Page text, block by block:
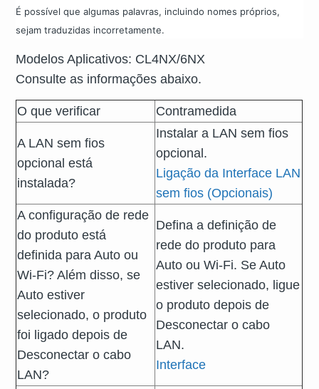
É possível que algumas palavras, incluindo nomes próprios,
sejam traduzidas incorretamente.
Modelos Aplicativos: CL4NX/6NX
Consulte as informações abaixo.
O que verificar Contramedida
A LAN sem fios
opcional está
instalada?
Instalar a LAN sem fios
opcional.
Ligação da Interface LAN
sem fios (Opcionais)
A configuração de rede
do produto está
definida para Auto ou
Wi-Fi? Além disso, se
Auto estiver
selecionado, o produto
foi ligado depois de
Desconectar o cabo
LAN?
Defina a definição de
rede do produto para
Auto ou Wi-Fi. Se Auto
estiver selecionado, ligue
o produto depois de
Desconectar o cabo
LAN.
Interface